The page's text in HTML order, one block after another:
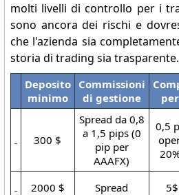
molti livelli di controllo per i
sono ancora dei rischi e
che l'azienda sia
storia di trading sia trasparente.
Deposito
minimo
Commissioni
di gestione
300 $
Spread da 0,8
a 1,5 pips (0
pip per
AAAFX)
0,5
2000 $ Spread